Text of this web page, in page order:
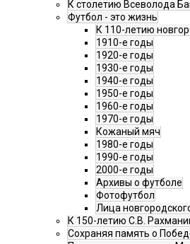
К столетию Всеволода
Футбол - это жизнь
К 110-летию
1910-е годы
1920-е годы
1930-е годы
1940-е годы
1950-е годы
1960-е годы
1970-е годы
Кожаный мяч
1980-е годы
1990-е годы
2000-е годы
Архивы о футболе
Фотофутбол
Лица
К 150-летию С.В.
Сохраняя память о